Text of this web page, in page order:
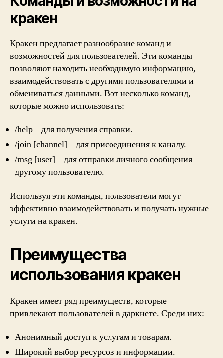
кракен
Кракен предлагает разнообразие команд и
возможностей для пользователей. Эти команды
позволяют находить необходимую информацию,
взаимодействовать с другими пользователями и
обмениваться данными. Вот несколько команд,
которые можно использовать:
/help – для получения справки.
/join [channel] – для присоединения к каналу.
/msg [user] – для отправки личного сообщения
другому пользователю.
Используя эти команды, пользователи могут
эффективно взаимодействовать и получать нужные
услуги на кракен.
Преимущества
использования кракен
Кракен имеет ряд преимуществ, которые
привлекают пользователей в даркнете. Среди них:
Анонимный доступ к услугам и товарам.
Широкий выбор ресурсов и информации.